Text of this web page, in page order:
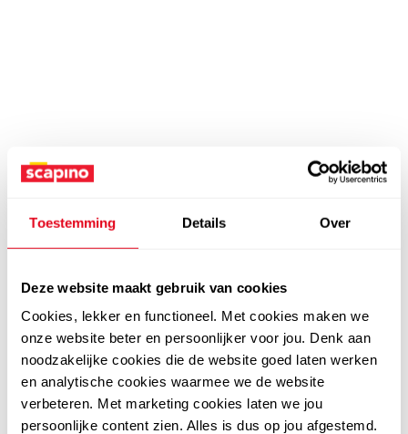
Toestemming Details Over
Deze website maakt gebruik van cookies
Cookies, lekker en functioneel. Met cookies maken we
onze website beter en persoonlijker voor jou. Denk aan
noodzakelijke cookies die de website goed laten werken
en analytische cookies waarmee we de website
verbeteren. Met marketing cookies laten we jou
persoonlijke content zien. Alles is dus op jou afgestemd.